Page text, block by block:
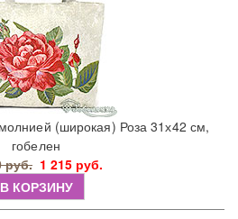
(широкая) Роза 31х42 см,
гобелен
руб. 1 215 руб.
В КОРЗИНУ